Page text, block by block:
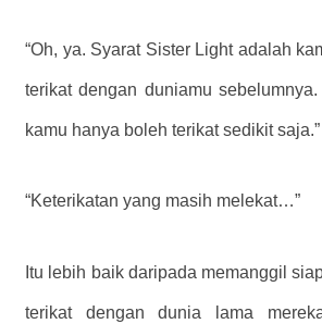
“Oh, ya. Syarat Sister Light adalah
terikat dengan duniamu
kamu hanya boleh terikat sedikit saja.”
“Keterikatan yang masih melekat…”
Itu lebih baik daripada memanggil
terikat dengan dunia lama